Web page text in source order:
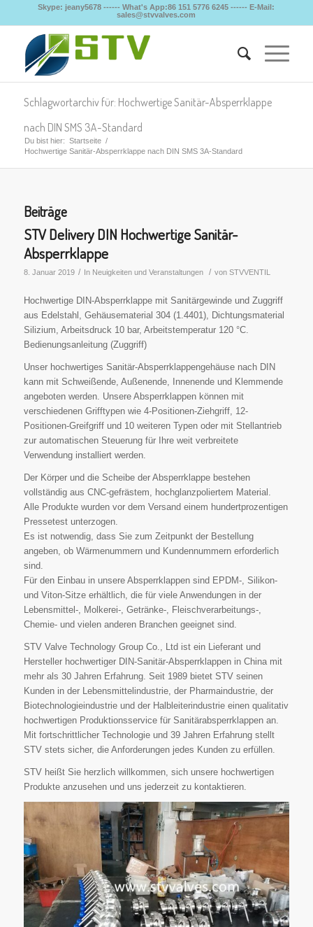
Skype: jeany5678 ------ What's App:86 151 5776 6245 ------ E-Mail:
sales@stvvalves.com
Schlagwortarchiv für: Hochwertige Sanitär-Absperrklappe
nach DIN SMS 3A-Standard
Du bist hier: Startseite /
Hochwertige Sanitär-Absperrklappe nach DIN SMS 3A-Standard
Beiträge
STV Delivery DIN Hochwertige Sanitär-
Absperrklappe
8. Januar 2019 / In Neuigkeiten und Veranstaltungen / von STVVENTIL
Hochwertige DIN-Absperrklappe mit Sanitärgewinde und Zuggriff
aus Edelstahl, Gehäusematerial 304 (1.4401), Dichtungsmaterial
Silizium, Arbeitsdruck 10 bar, Arbeitstemperatur 120 °C.
Bedienungsanleitung (Zuggriff)
Unser hochwertiges Sanitär-Absperrklappengehäuse nach DIN
kann mit Schweißende, Außenende, Innenende und Klemmende
angeboten werden. Unsere Absperrklappen können mit
verschiedenen Grifftypen wie 4-Positionen-Ziehgriff, 12-
Positionen-Greifgriff und 10 weiteren Typen oder mit Stellantrieb
zur automatischen Steuerung für Ihre weit verbreitete
Verwendung installiert werden.
Der Körper und die Scheibe der Absperrklappe bestehen
vollständig aus CNC-gefrästem, hochglanzpoliertem Material.
Alle Produkte wurden vor dem Versand einem hundertprozentigen
Pressetest unterzogen.
Es ist notwendig, dass Sie zum Zeitpunkt der Bestellung
angeben, ob Wärmenummern und Kundennummern erforderlich
sind.
Für den Einbau in unsere Absperrklappen sind EPDM-, Silikon-
und Viton-Sitze erhältlich, die für viele Anwendungen in der
Lebensmittel-, Molkerei-, Getränke-, Fleischverarbeitungs-,
Chemie- und vielen anderen Branchen geeignet sind.
STV Valve Technology Group Co., Ltd ist ein Lieferant und
Hersteller hochwertiger DIN-Sanitär-Absperrklappen in China mit
mehr als 30 Jahren Erfahrung. Seit 1989 bietet STV seinen
Kunden in der Lebensmittelindustrie, der Pharmaindustrie, der
Biotechnologieindustrie und der Halbleiterindustrie einen qualitativ
hochwertigen Produktionsservice für Sanitärabsperrklappen an.
Mit fortschrittlicher Technologie und 39 Jahren Erfahrung stellt
STV stets sicher, die Anforderungen jedes Kunden zu erfüllen.
STV heißt Sie herzlich willkommen, sich unsere hochwertigen
Produkte anzusehen und uns jederzeit zu kontaktieren.